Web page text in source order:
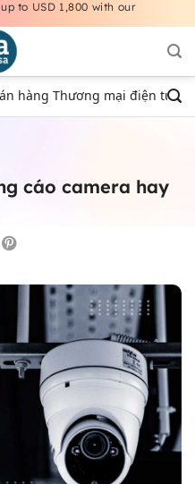
to USD 1,800 with our
hàng Thương mại điện tử
cáo camera hay